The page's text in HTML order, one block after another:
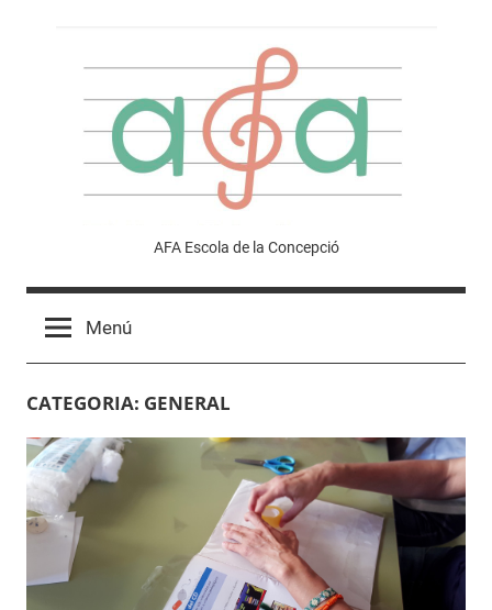
Escola
de
la
Concepció
AFA Escola de la Concepció
Menú
CATEGORIA: GENERAL